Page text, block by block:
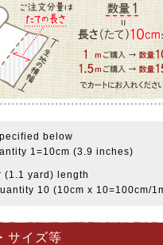
below
1=10cm (3.9 inches)
(1.1 yard) length
10 (10cm x 10=100cm/
サイズ等